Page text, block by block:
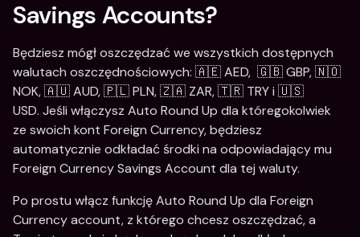
Savings Accounts?
Będziesz mógł oszczędzać we wszystkich dostępnych
walutach oszczędnościowych: 🇦🇪 AED,  🇬🇧 GBP, 🇳🇴
NOK, 🇦🇺 AUD, 🇵🇱 PLN, 🇿🇦 ZAR, 🇹🇷 TRY i 🇺🇸
USD. Jeśli włączysz Auto Round Up dla któregokolwiek
ze swoich kont Foreign Currency, będziesz
automatycznie odkładać środki na odpowiadający mu
Foreign Currency Savings Account dla tej waluty.
Po prostu włącz funkcję Auto Round Up dla Foreign
Currency account, z którego chcesz oszczędzać, a